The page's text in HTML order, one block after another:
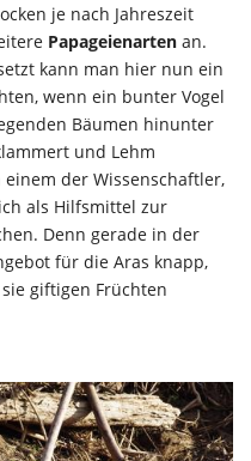
je nach Jahreszeit
Papageienarten an.
kann man hier nun ein
wenn ein bunter Vogel
Bäumen hinunter
und Lehm
der Wissenschaftler,
als Hilfsmittel zur
Denn gerade in der
für die Aras knapp,
giftigen Früchten